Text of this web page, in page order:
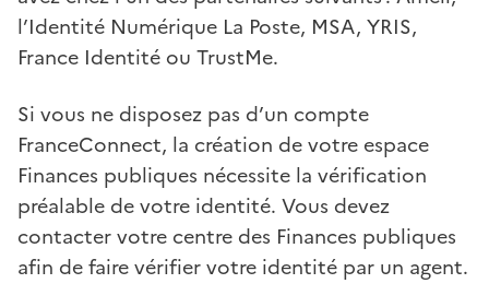
l’Identité Numérique La Poste, MSA, YRIS,
France Identité ou TrustMe.
Si vous ne disposez pas d’un compte
FranceConnect, la création de votre espace
Finances publiques nécessite la vérification
préalable de votre identité. Vous devez
contacter votre centre des Finances publiques
afin de faire vérifier votre identité par un agent.